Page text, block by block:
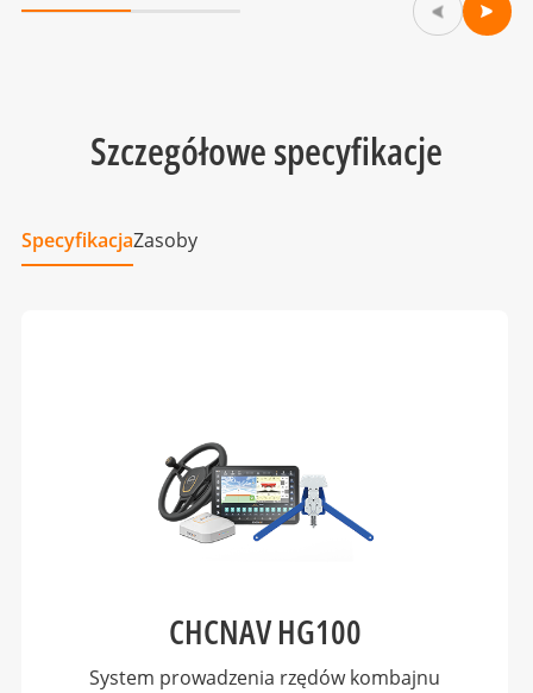
Szczegółowe specyfikacje
SpecyfikacjaZasoby
CHCNAV HG100
System prowadzenia rzędów kombajnu